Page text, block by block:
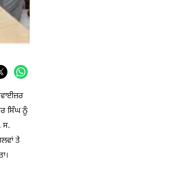
ਸਿੰਘ ਨੂੰ
ਸ.
ਤੇ